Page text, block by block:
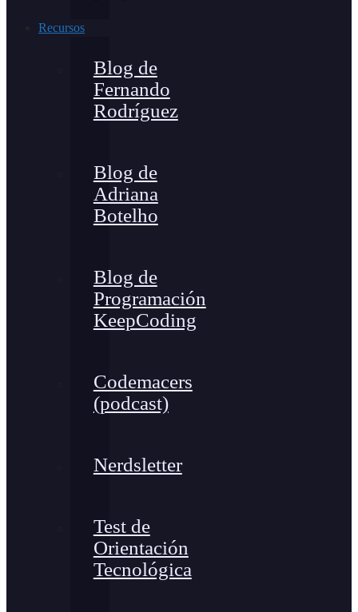
Recursos
Blog de
Fernando
Rodríguez
Blog de
Adriana
Botelho
Blog de
Programación
KeepCoding
Codemacers
(podcast)
Nerdsletter
Test de
Orientación
Tecnológica